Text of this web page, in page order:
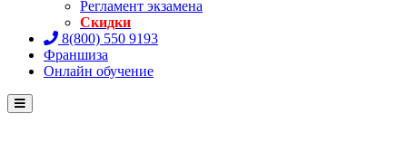
Регламент экзамена
Скидки
8(800) 550 9193
Франшиза
Онлайн обучение
Menu